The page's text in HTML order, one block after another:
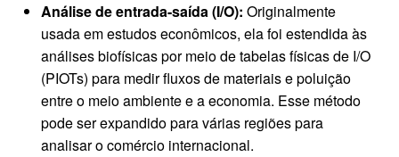
Análise de entrada-saída (I/O): Originalmente
usada em estudos econômicos, ela foi estendida às
análises biofísicas por meio de tabelas físicas de I/O
(PIOTs) para medir fluxos de materiais e poluição
entre o meio ambiente e a economia. Esse método
pode ser expandido para várias regiões para
analisar o comércio internacional.